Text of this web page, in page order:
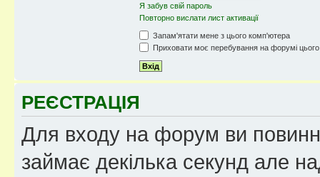
Я забув свій пароль
Повторно вислати лист активації
Запам'ятати мене з цього комп'ютера
Приховати моє перебування на форумі
РЕЄСТРАЦІЯ
Для входу на форум ви
займає декілька секунд але